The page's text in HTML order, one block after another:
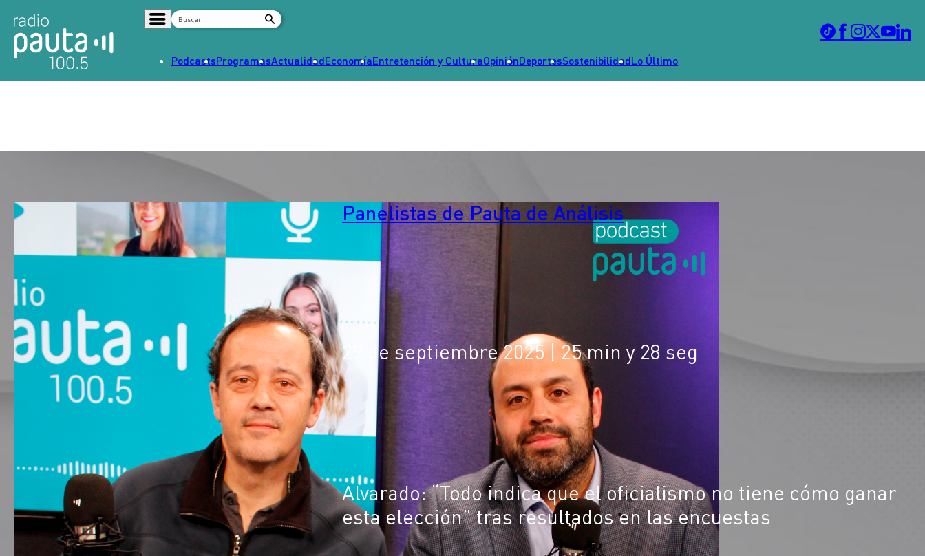
Señal 2
Dato en Pauta
Contenido Patrocinado
PodcastsProgramasActualidadEconomíaEntretención y CulturaOpiniónDeportesSostenibilidadLo Último
Panelistas de Pauta de Análisis
29 de septiembre 2025| 25 min y 28 seg
Alvarado: “Todo indica que el oficialismo no tiene cómo ganar
esta elección” tras resultados en las encuestas